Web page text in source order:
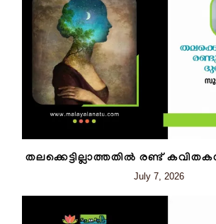
തലക്കെട്ടില്ലാത്തതിൽ രണ്ട് കവിതകൾ
July 7, 2026